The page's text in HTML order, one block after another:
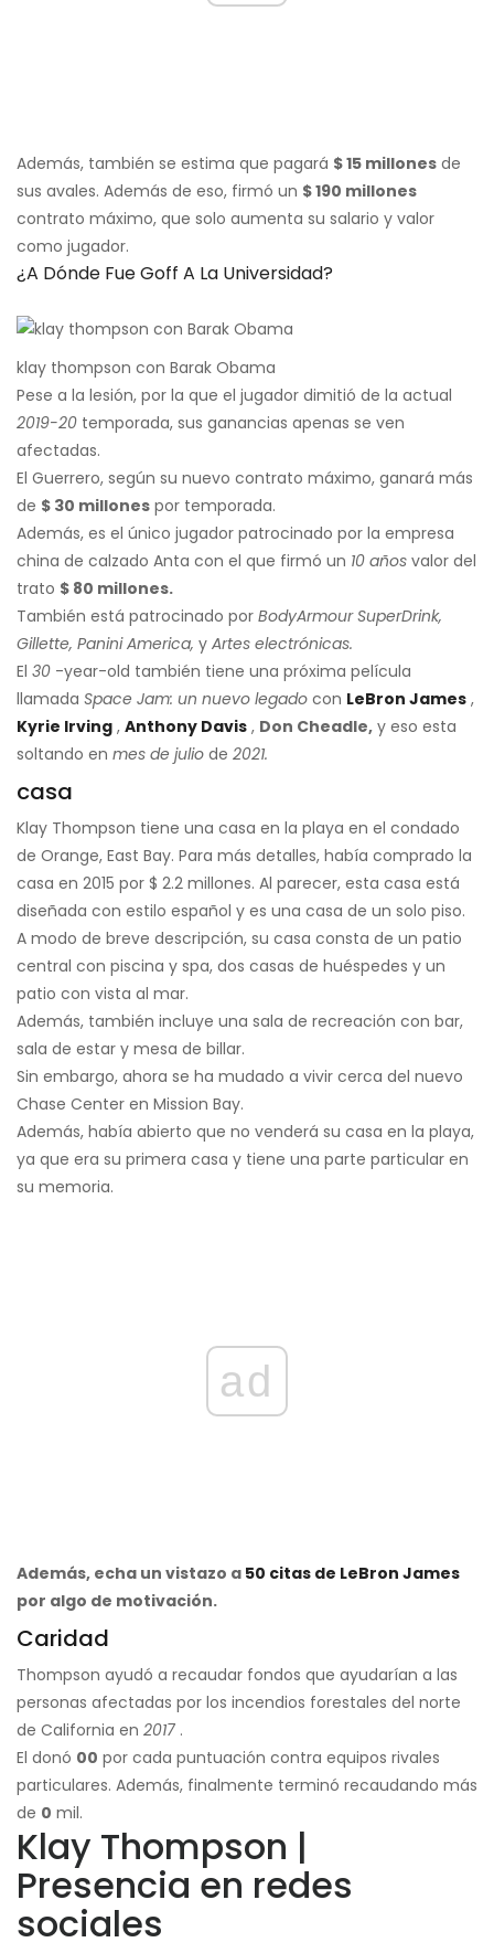
Además, también se estima que pagará $ 15 millones de
sus avales. Además de eso, firmó un $ 190 millones
contrato máximo, que solo aumenta su salario y valor
como jugador.
¿A Dónde Fue Goff A La Universidad?
klay thompson con Barak Obama
Pese a la lesión, por la que el jugador dimitió de la actual
2019-20 temporada, sus ganancias apenas se ven
afectadas.
El Guerrero, según su nuevo contrato máximo, ganará más
de $ 30 millones por temporada.
Además, es el único jugador patrocinado por la empresa
china de calzado Anta con el que firmó un 10 años valor del
trato $ 80 millones.
También está patrocinado por BodyArmour SuperDrink,
Gillette, Panini America, y Artes electrónicas.
El 30 -year-old también tiene una próxima película
llamada Space Jam: un nuevo legado con LeBron James ,
Kyrie Irving , Anthony Davis , Don Cheadle, y eso esta
soltando en mes de julio de 2021.
casa
Klay Thompson tiene una casa en la playa en el condado
de Orange, East Bay. Para más detalles, había comprado la
casa en 2015 por $ 2.2 millones. Al parecer, esta casa está
diseñada con estilo español y es una casa de un solo piso.
A modo de breve descripción, su casa consta de un patio
central con piscina y spa, dos casas de huéspedes y un
patio con vista al mar.
Además, también incluye una sala de recreación con bar,
sala de estar y mesa de billar.
Sin embargo, ahora se ha mudado a vivir cerca del nuevo
Chase Center en Mission Bay.
Además, había abierto que no venderá su casa en la playa,
ya que era su primera casa y tiene una parte particular en
su memoria.
ad
Además, echa un vistazo a 50 citas de LeBron James
por algo de motivación.
Caridad
Thompson ayudó a recaudar fondos que ayudarían a las
personas afectadas por los incendios forestales del norte
de California en 2017 .
El donó 00 por cada puntuación contra equipos rivales
particulares. Además, finalmente terminó recaudando más
de 0 mil.
Klay Thompson |
Presencia en redes
sociales